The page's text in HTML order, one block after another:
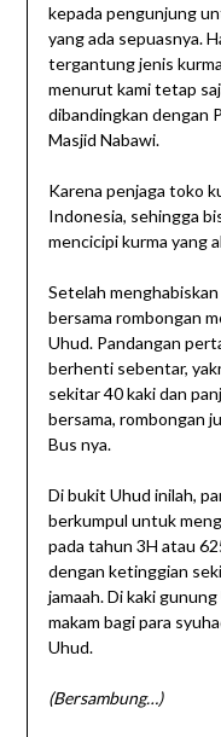
kepada pengunjung
yang ada sepuasnya.
tergantung jenis
menurut kami tetap
dibandingkan dengan
Masjid Nabawi.
Karena penjaga toko
Indonesia, sehingga
mencicipi kurma yang
Setelah
bersama rombongan
Uhud. Pandangan
berhenti sebentar,
sekitar 40 kaki dan
bersama, rombongan
Bus nya.
Di bukit Uhud inilah,
berkumpul untuk
pada tahun 3H atau
dengan ketinggian
jamaah. Di kaki
makam bagi para
Uhud.
(Bersambung…)